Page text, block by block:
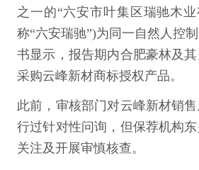
之一的“六安市叶集区瑞驰木
称“六安瑞驰”)为同一自然人控
书显示，报告期内合肥豪林及
采购云峰新材商标授权产品。
此前，审核部门对云峰新材销
行过针对性问询，但保荐机构
关注及开展审慎核查。